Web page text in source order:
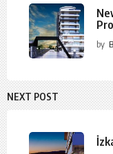
by
NEXT POST